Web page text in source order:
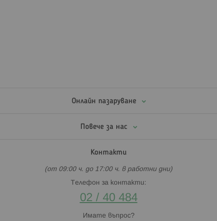
Онлайн пазаруване
Повече за нас
Контакти
(от 09:00 ч. до 17:00 ч. в работни дни)
Телефон за контакти:
02 / 40 484
Имате въпрос?